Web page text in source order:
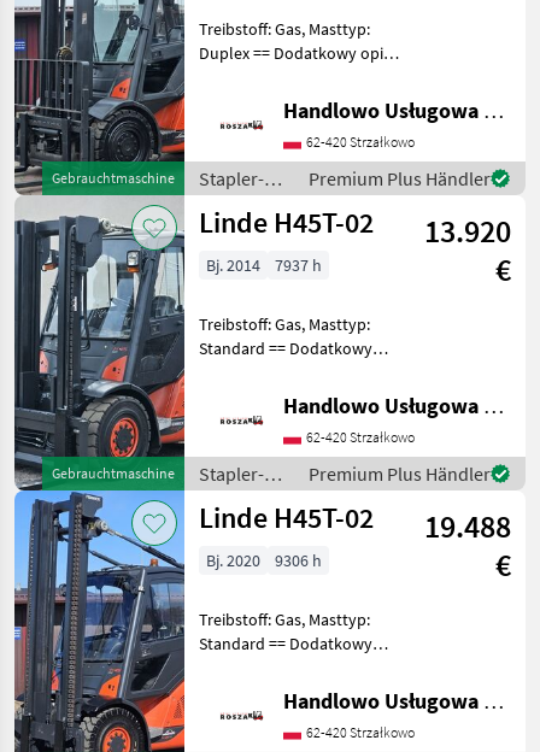
AKTUELLER
PFAD
Linde
H 45 T
Evo
394 02
KATEGORIE
WÄHLEN
Landtechnik
46
Sonstiges
MARKTPLATZ
Marktplatz Händlerangebote Kleinanzeigen
Zurücksetzen
Ergebnisse
anzeigen
Gebrauchtmaschine
Treibstoff: Gas, Masttyp:
Duplex == Dodatkowy opis
boczny, Pełna kabina,
Ogrzewanie Additional info:
Stan: Bardzo dobr
Handlowo Usługowa Alanex Alan Roszak
62-420 Strzałkowo
Stapler-
und
Lagertechnik
Premium Plus Händler
Gebrauchtmaschine
Linde H45T-02
13.920
€
Bj. 2014 7937 h
Treibstoff: Gas, Masttyp:
Standard == Dodatkowy
Przesuw boczny, Pełna
kabina, Ogrzewanie, 3/4
sekcja Additional info: Stan:
Bardzo dobry, M
Handlowo Usługowa Alanex Alan Roszak
62-420 Strzałkowo
Stapler-
und
Lagertechnik
Premium Plus Händler
Linde H45T-02
19.488
€
Bj. 2020 9306 h
Treibstoff: Gas, Masttyp:
Standard == Dodatkowy
Pełna kabina, Ogrzewanie, 3
sekcja Additional info: Stan:
Bardzo dobry, Możliwość
Handlowo Usługowa Alanex Alan Roszak
62-420 Strzałkowo